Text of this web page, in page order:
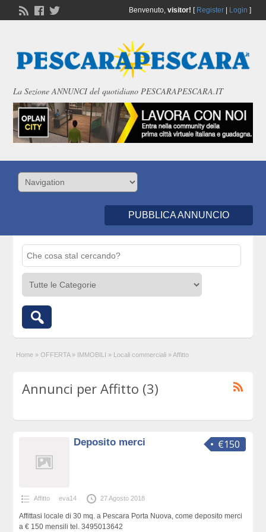
Benvenuto, visitor! [ Register| Login ]
La Sezione ANNUNCI del quotidiano PESCARAPESCARA.IT
PUBBLICA ANNUNCIO
Home » OFFERTA » IMMOBILI » Locali commerciali » Affitto
Annunci per Affitto (3)
€150
Deposito merci
Affitto eva14 27 Agosto 2018
Affittasi locale di 30 mq. a Pescara Porta Nuova, come deposito merci
a € 150 mensili tel. 3495013642